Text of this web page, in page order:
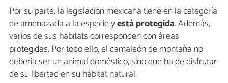
Por su parte, la legislación mexicana tiene en la categoría
de amenazada a la especie yestá protegida. Además,
varios de sus hábitats corresponden con áreas
protegidas. Por todo ello, el camaleón de montaña no
debería ser un animal doméstico, sino que ha de disfrutar
de su libertad en su hábitat natural.